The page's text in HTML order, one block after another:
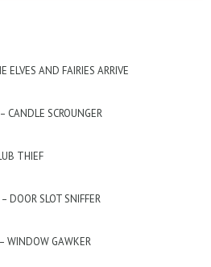
ELVES AND FAIRIES ARRIVE
CANDLE SCROUNGER
THIEF
DOOR SLOT SNIFFER
WINDOW GAWKER